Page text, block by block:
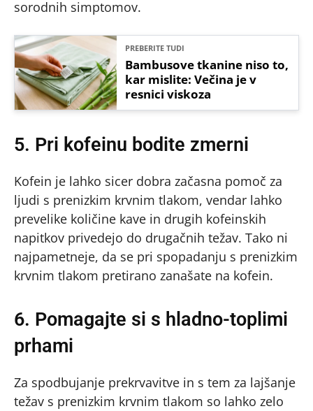
sorodnih simptomov.
PREBERITE TUDI
Bambusove tkanine niso to,
kar mislite: Večina je v
resnici viskoza
5. Pri kofeinu bodite zmerni
Kofein je lahko sicer dobra začasna pomoč za
ljudi s prenizkim krvnim tlakom, vendar lahko
prevelike količine kave in drugih kofeinskih
napitkov privedejo do drugačnih težav. Tako ni
najpametneje, da se pri spopadanju s prenizkim
krvnim tlakom pretirano zanašate na kofein.
6. Pomagajte si s hladno-toplimi
prhami
Za spodbujanje prekrvavitve in s tem za lajšanje
težav s prenizkim krvnim tlakom so lahko zelo